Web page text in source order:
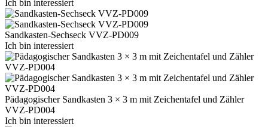
Ich bin interessiert
Sandkasten-Sechseck VVZ-PD009
Ich bin interessiert
Pädagogischer Sandkasten 3 × 3 m mit Zeichentafel und Zähler
VVZ-PD004
Ich bin interessiert